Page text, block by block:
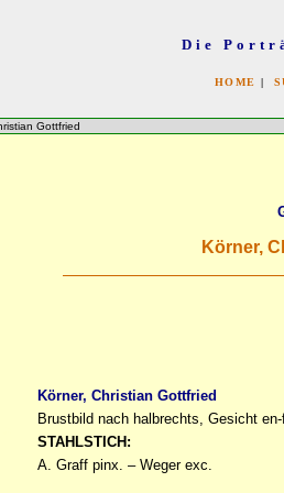
Die
HOME |
Gottfried
Körner,
Körner, Christian Gottfried
Brustbild nach halbrechts, Gesicht
STAHLSTICH:
A. Graff pinx. – Weger exc.